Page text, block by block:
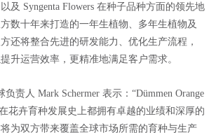
及 Syngenta Flowers 在种子品种方面的领先地
数十年来打造的一年生植物、多年生植物及
还将整合先进的研发能力、优化生产流程，
升运营效率，更精准地满足客户需求。
负责人 Mark Schermer 表示：“Dümmen Orange
花卉育种发展史上都拥有卓越的业绩和深厚的
为双方带来覆盖全球市场所需的育种与生产